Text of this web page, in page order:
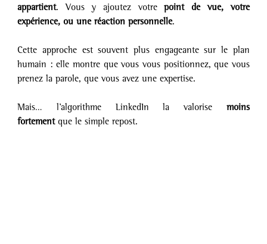
appartient. Vous y ajoutez votre point de vue, votre
expérience, ou une réaction personnelle.
Cette approche est souvent plus engageante sur le plan
humain : elle montre que vous vous positionnez, que vous
prenez la parole, que vous avez une expertise.
Mais… l’algorithme LinkedIn la valorise moins
fortement que le simple repost.